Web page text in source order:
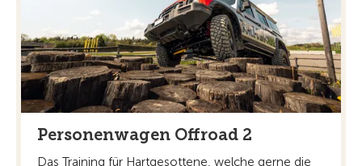
Personenwagen Offroad 2
Das Training für Hartgesottene, welche gerne die